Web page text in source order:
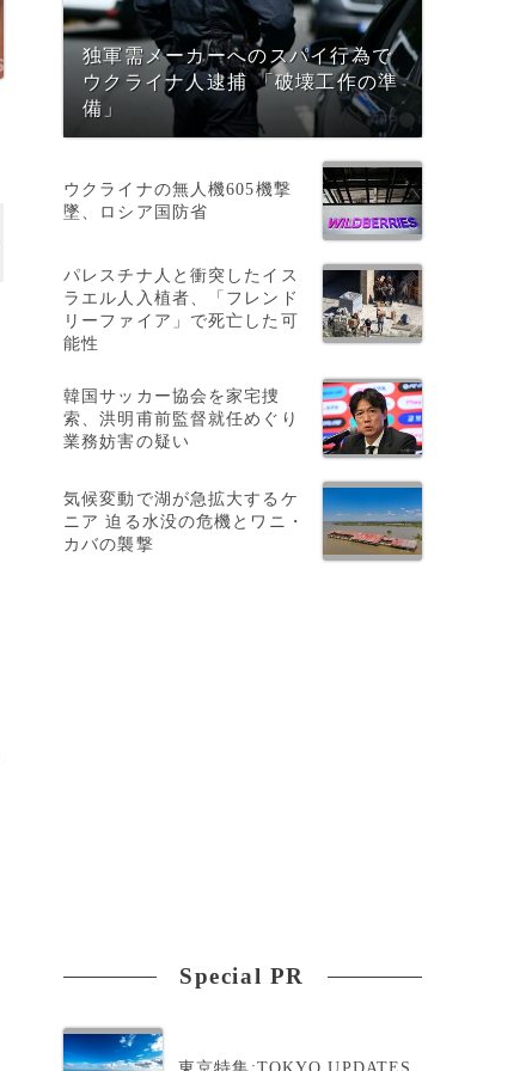
独軍需メーカーへのスパイ行為で
ウクライナ人逮捕 「破壊工作の準
備」
ウクライナの無人機605機撃
墜、ロシア国防省
パレスチナ人と衝突したイス
ラエル人入植者、「フレンド
リーファイア」で死亡した可
能性
韓国サッカー協会を家宅捜
索、洪明甫前監督就任めぐり
業務妨害の疑い
気候変動で湖が急拡大するケ
ニア 迫る水没の危機とワニ・
カバの襲撃
Special PR
東京特集:TOKYO UPDATES